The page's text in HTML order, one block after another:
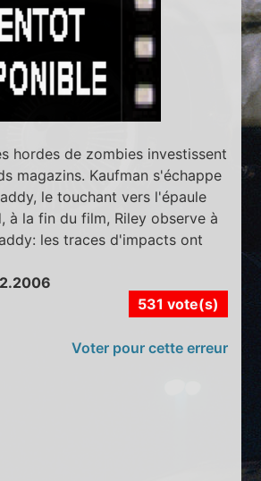
hordes de zombies investissent
magazins. Kaufman s'échappe
le touchant vers l'épaule
à la fin du film, Riley observe à
les traces d'impacts ont
531 vote(s)
Voter pour cette erreur